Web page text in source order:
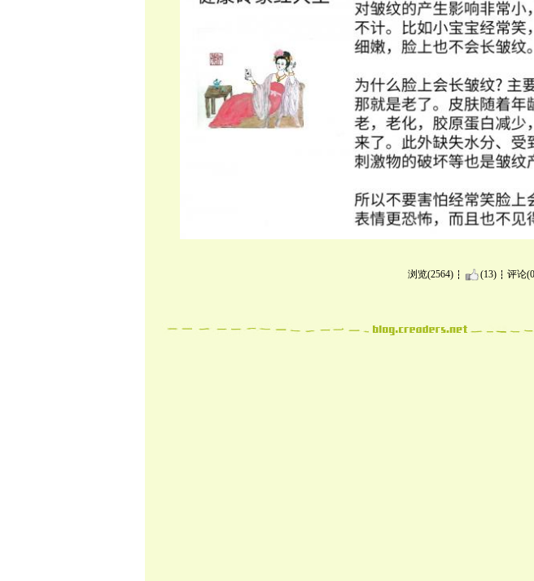
浏览(2564) (13) 评论